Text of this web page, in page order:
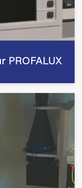
PROFALUX